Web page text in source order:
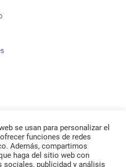
se usan para personalizar el
funciones de redes
Además, compartimos
haga del sitio web con
sociales, publicidad y análisis